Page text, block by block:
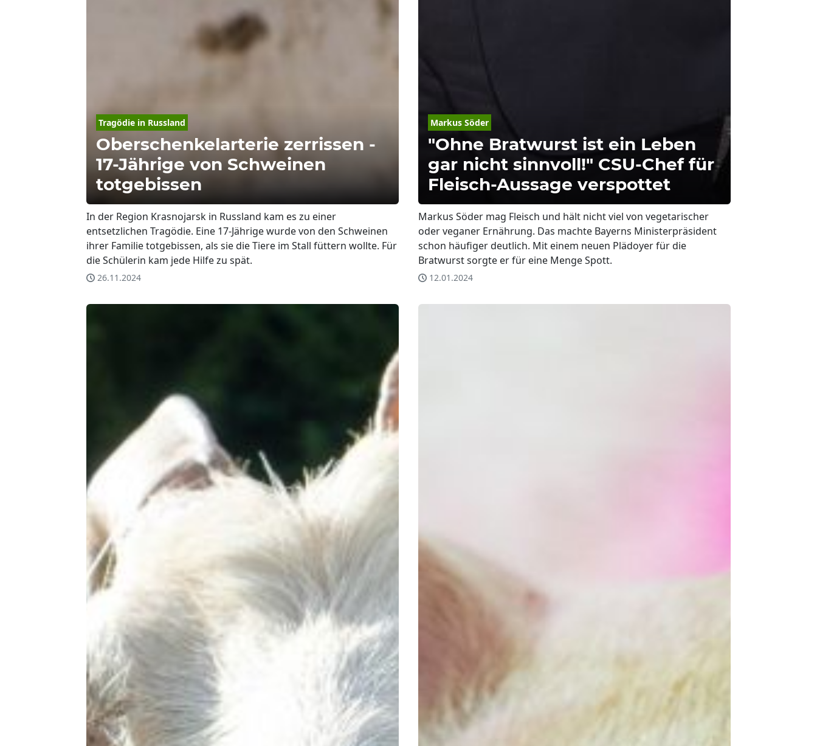
Tragödie in Russland
Oberschenkelarterie zerrissen -
17-Jährige von Schweinen
totgebissen
In der Region Krasnojarsk in Russland kam es zu einer
entsetzlichen Tragödie. Eine 17-Jährige wurde von den Schweinen
ihrer Familie totgebissen, als sie die Tiere im Stall füttern wollte. Für
die Schülerin kam jede Hilfe zu spät.
26.11.2024
Markus Söder
"Ohne Bratwurst ist ein Leben
gar nicht sinnvoll!" CSU-Chef für
Fleisch-Aussage verspottet
Markus Söder mag Fleisch und hält nicht viel von vegetarischer
oder veganer Ernährung. Das machte Bayerns Ministerpräsident
schon häufiger deutlich. Mit einem neuen Plädoyer für die
Bratwurst sorgte er für eine Menge Spott.
12.01.2024